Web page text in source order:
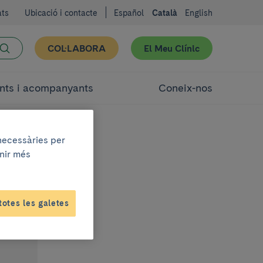
Ubicació i contacte Español Català English
COL·LABORA El Meu Clínic
i acompanyants Coneix-nos
per
més
les galetes